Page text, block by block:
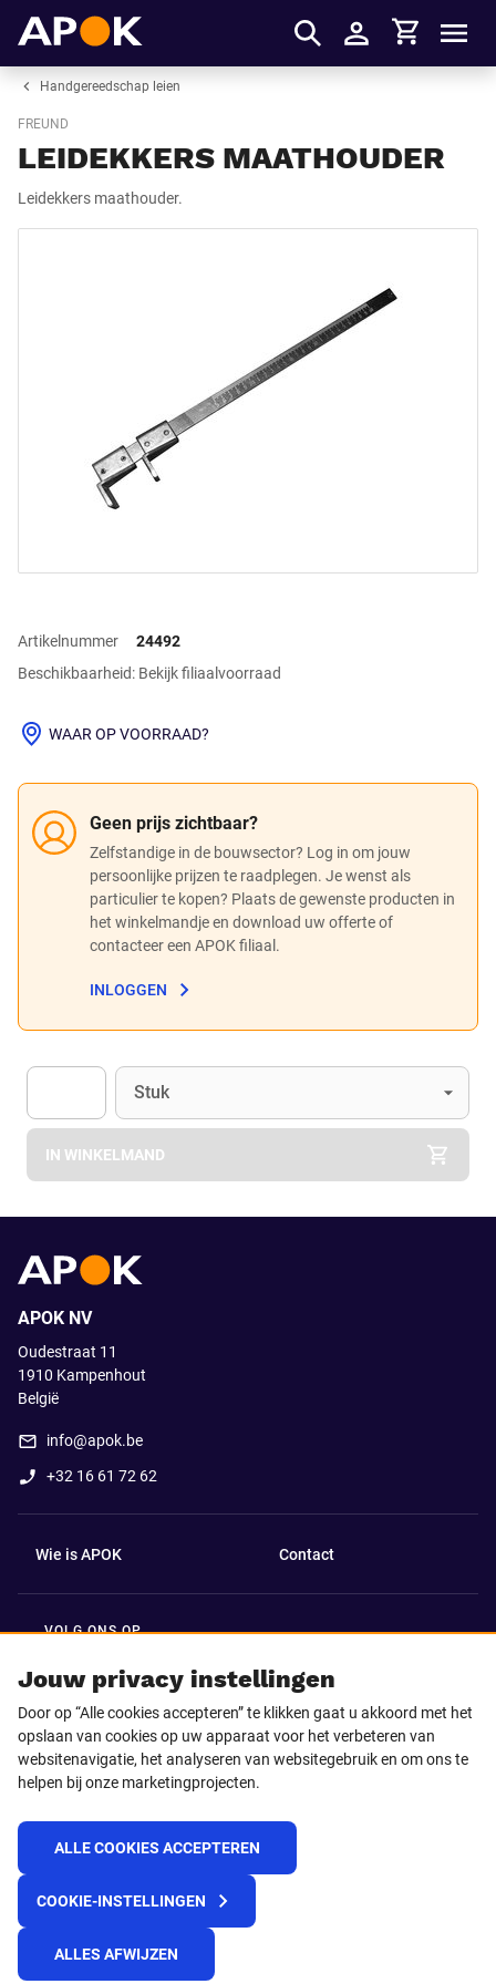
Inloggen
Winkelmandje
Handgereedschap leien
FREUND
LEIDEKKERS MAATHOUDER
Leidekkers maathouder.
Artikelnummer
24492
Beschikbaarheid: Bekijk filiaalvoorraad
Geen prijs zichtbaar?
Zelfstandige in de bouwsector? Log in om jouw
persoonlijke prijzen te raadplegen. Je wenst als
particulier te kopen? Plaats de gewenste producten in
het winkelmandje en download uw offerte of
contacteer een APOK filiaal.
INLOGGEN
WAAR OP VOORRAAD?
Apok.Product.Detail.AddToCart.Quantity (Optioneel)
Eenheid
Stuk
IN WINKELMAND
Jouw privacy instellingen
Door op “Alle cookies accepteren” te klikken gaat u akkoord met het
opslaan van cookies op uw apparaat voor het verbeteren van
websitenavigatie, het analyseren van websitegebruik en om ons te
helpen bij onze marketingprojecten.
ALLE COOKIES ACCEPTEREN
COOKIE-INSTELLINGEN
ALLES AFWIJZEN
APOK NV
Oudestraat 11
1910 Kampenhout
België
info@apok.be
+32 16 61 72 62
Wie is APOK Contact
VOLG ONS OP
Facebook LinkedIn
Instagram TikTok